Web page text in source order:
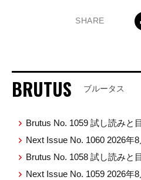
SHARE
BRUTUS ブルータス
Brutus No. 1059 試し読みと
Next Issue No. 1060 2026年
Brutus No. 1058 試し読みと
Next Issue No. 1059 2026年